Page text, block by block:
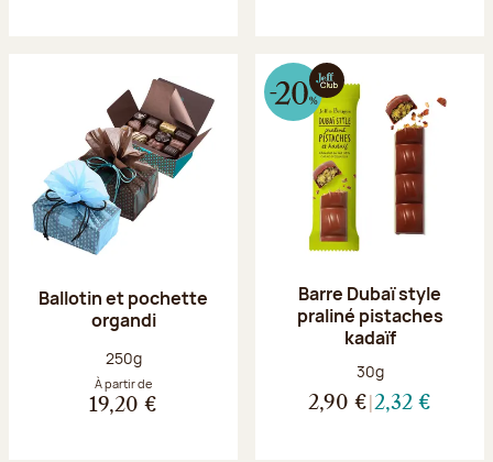
Ballotin et pochette
organdi
Poids net :
250g
À partir de
19,20 €
Barre Dubaï style
praliné pistaches
kadaïf
Poids net :
30g
2,90 € 2,32 €